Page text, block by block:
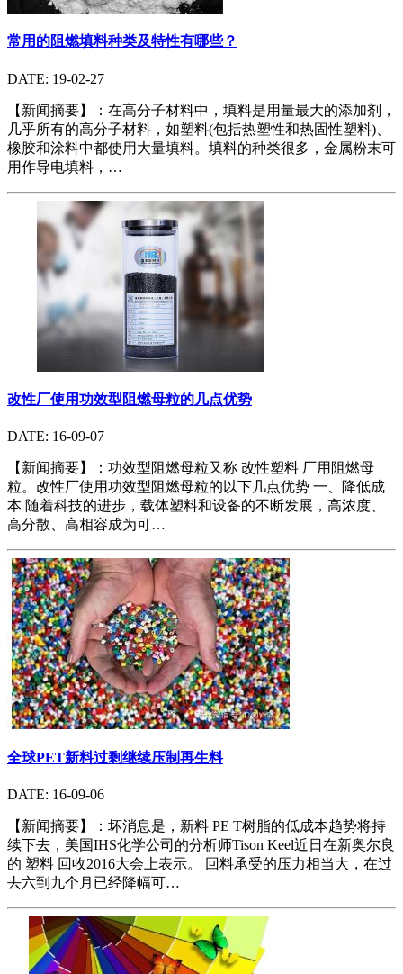
常用的阻燃填料种类及特性有哪些？
DATE: 19-02-27
【新闻摘要】：在高分子材料中，填料是用量最大的添加剂，
几乎所有的高分子材料，如塑料(包括热塑性和热固性塑料)、
橡胶和涂料中都使用大量填料。填料的种类很多，金属粉末可
用作导电填料，…
改性厂使用功效型阻燃母粒的几点优势
DATE: 16-09-07
【新闻摘要】：功效型阻燃母粒又称 改性塑料 厂用阻燃母
粒。改性厂使用功效型阻燃母粒的以下几点优势 一、降低成
本 随着科技的进步，载体塑料和设备的不断发展，高浓度、
高分散、高相容成为可…
全球PET新料过剩继续压制再生料
DATE: 16-09-06
【新闻摘要】：坏消息是，新料 PE T树脂的低成本趋势将持
续下去，美国IHS化学公司的分析师Tison Keel近日在新奥尔良
的 塑料 回收2016大会上表示。 回料承受的压力相当大，在过
去六到九个月已经降幅可…